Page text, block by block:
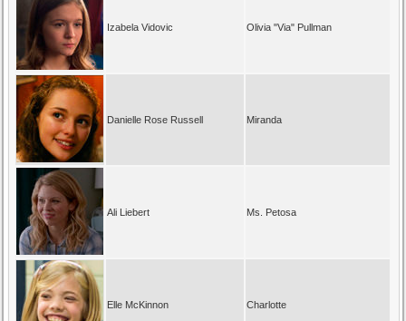
Izabela Vidovic Olivia "Via" Pullman
Danielle Rose Russell Miranda
Ali Liebert Ms. Petosa
Elle McKinnon Charlotte